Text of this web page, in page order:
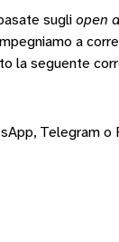
sugli open
a
la seguente
, Telegram o